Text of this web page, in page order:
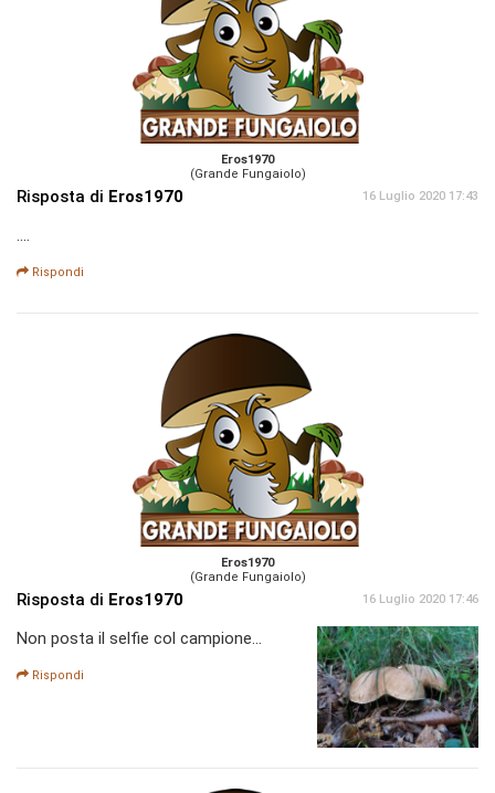
Eros1970
(Grande Fungaiolo)
Risposta di Eros1970 16 Luglio 2020 17:43
....
Rispondi
Eros1970
(Grande Fungaiolo)
Risposta di Eros1970 16 Luglio 2020 17:46
Non posta il selfie col campione...
Rispondi